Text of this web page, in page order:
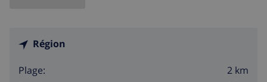
Région
Plage:
2 km